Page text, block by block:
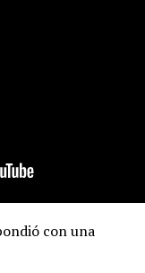
con una